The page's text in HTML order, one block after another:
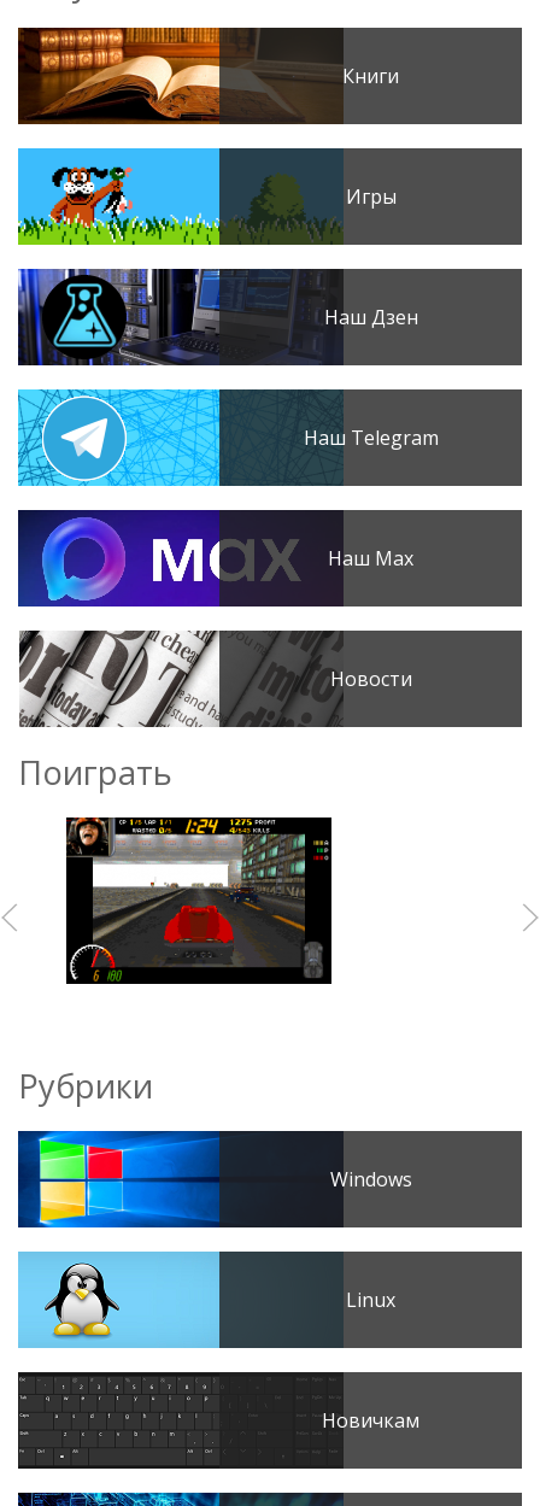
Книги
Игры
Наш Дзен
Наш Telegram
Наш Max
Новости
Поиграть
Рубрики
Windows
Linux
Новичкам